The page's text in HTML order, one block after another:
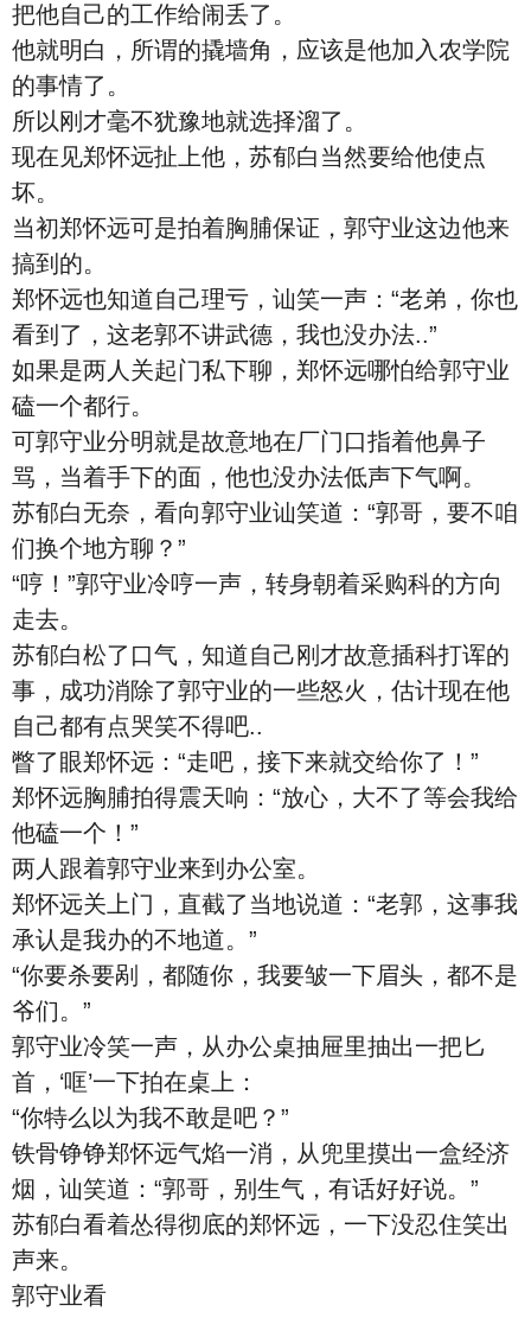
把他自己的工作给闹丢了。
他就明白，所谓的撬墙角，应该是他加入农学院
的事情了。
所以刚才毫不犹豫地就选择溜了。
现在见郑怀远扯上他，苏郁白当然要给他使点
坏。
当初郑怀远可是拍着胸脯保证，郭守业这边他来
搞到的。
郑怀远也知道自己理亏，讪笑一声：“老弟，你也
看到了，这老郭不讲武德，我也没办法..”
如果是两人关起门私下聊，郑怀远哪怕给郭守业
磕一个都行。
可郭守业分明就是故意地在厂门口指着他鼻子
骂，当着手下的面，他也没办法低声下气啊。
苏郁白无奈，看向郭守业讪笑道：“郭哥，要不咱
们换个地方聊？”
“哼！”郭守业冷哼一声，转身朝着采购科的方向
走去。
苏郁白松了口气，知道自己刚才故意插科打诨的
事，成功消除了郭守业的一些怒火，估计现在他
自己都有点哭笑不得吧..
瞥了眼郑怀远：“走吧，接下来就交给你了！”
郑怀远胸脯拍得震天响：“放心，大不了等会我给
他磕一个！”
两人跟着郭守业来到办公室。
郑怀远关上门，直截了当地说道：“老郭，这事我
承认是我办的不地道。”
“你要杀要剐，都随你，我要皱一下眉头，都不是
爷们。”
郭守业冷笑一声，从办公桌抽屉里抽出一把匕
首，‘哐’一下拍在桌上：
“你特么以为我不敢是吧？”
铁骨铮铮郑怀远气焰一消，从兜里摸出一盒经济
烟，讪笑道：“郭哥，别生气，有话好好说。”
苏郁白看着怂得彻底的郑怀远，一下没忍住笑出
声来。
郭守业看